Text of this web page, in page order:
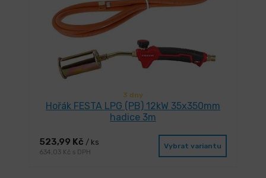
3 dny
Hořák FESTA LPG (PB) 12kW 35x350mm
hadice 3m
523,99 Kč / ks
634,03 Kč s DPH
Vybrat variantu